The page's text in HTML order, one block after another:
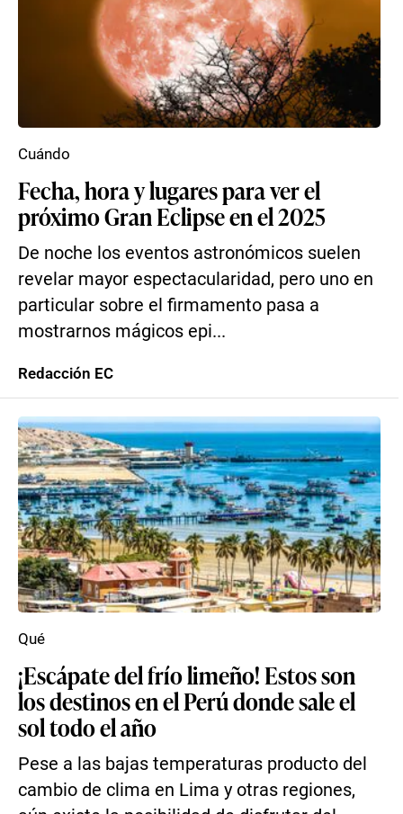
Fecha, hora y lugares para ver el
próximo Gran Eclipse en el 2025
De noche los eventos astronómicos suelen
revelar mayor espectacularidad, pero uno en
particular sobre el firmamento pasa a
mostrarnos mágicos epi...
Cuándo
Redacción EC
¡Escápate del frío limeño! Estos son
los destinos en el Perú donde sale el
sol todo el año
Pese a las bajas temperaturas producto del
cambio de clima en Lima y otras regiones,
Qué